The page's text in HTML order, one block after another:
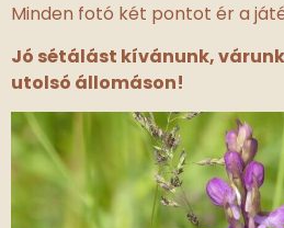
Minden fotó két pontot ér a
Jó sétálást kívánunk,
utolsó állomáson!